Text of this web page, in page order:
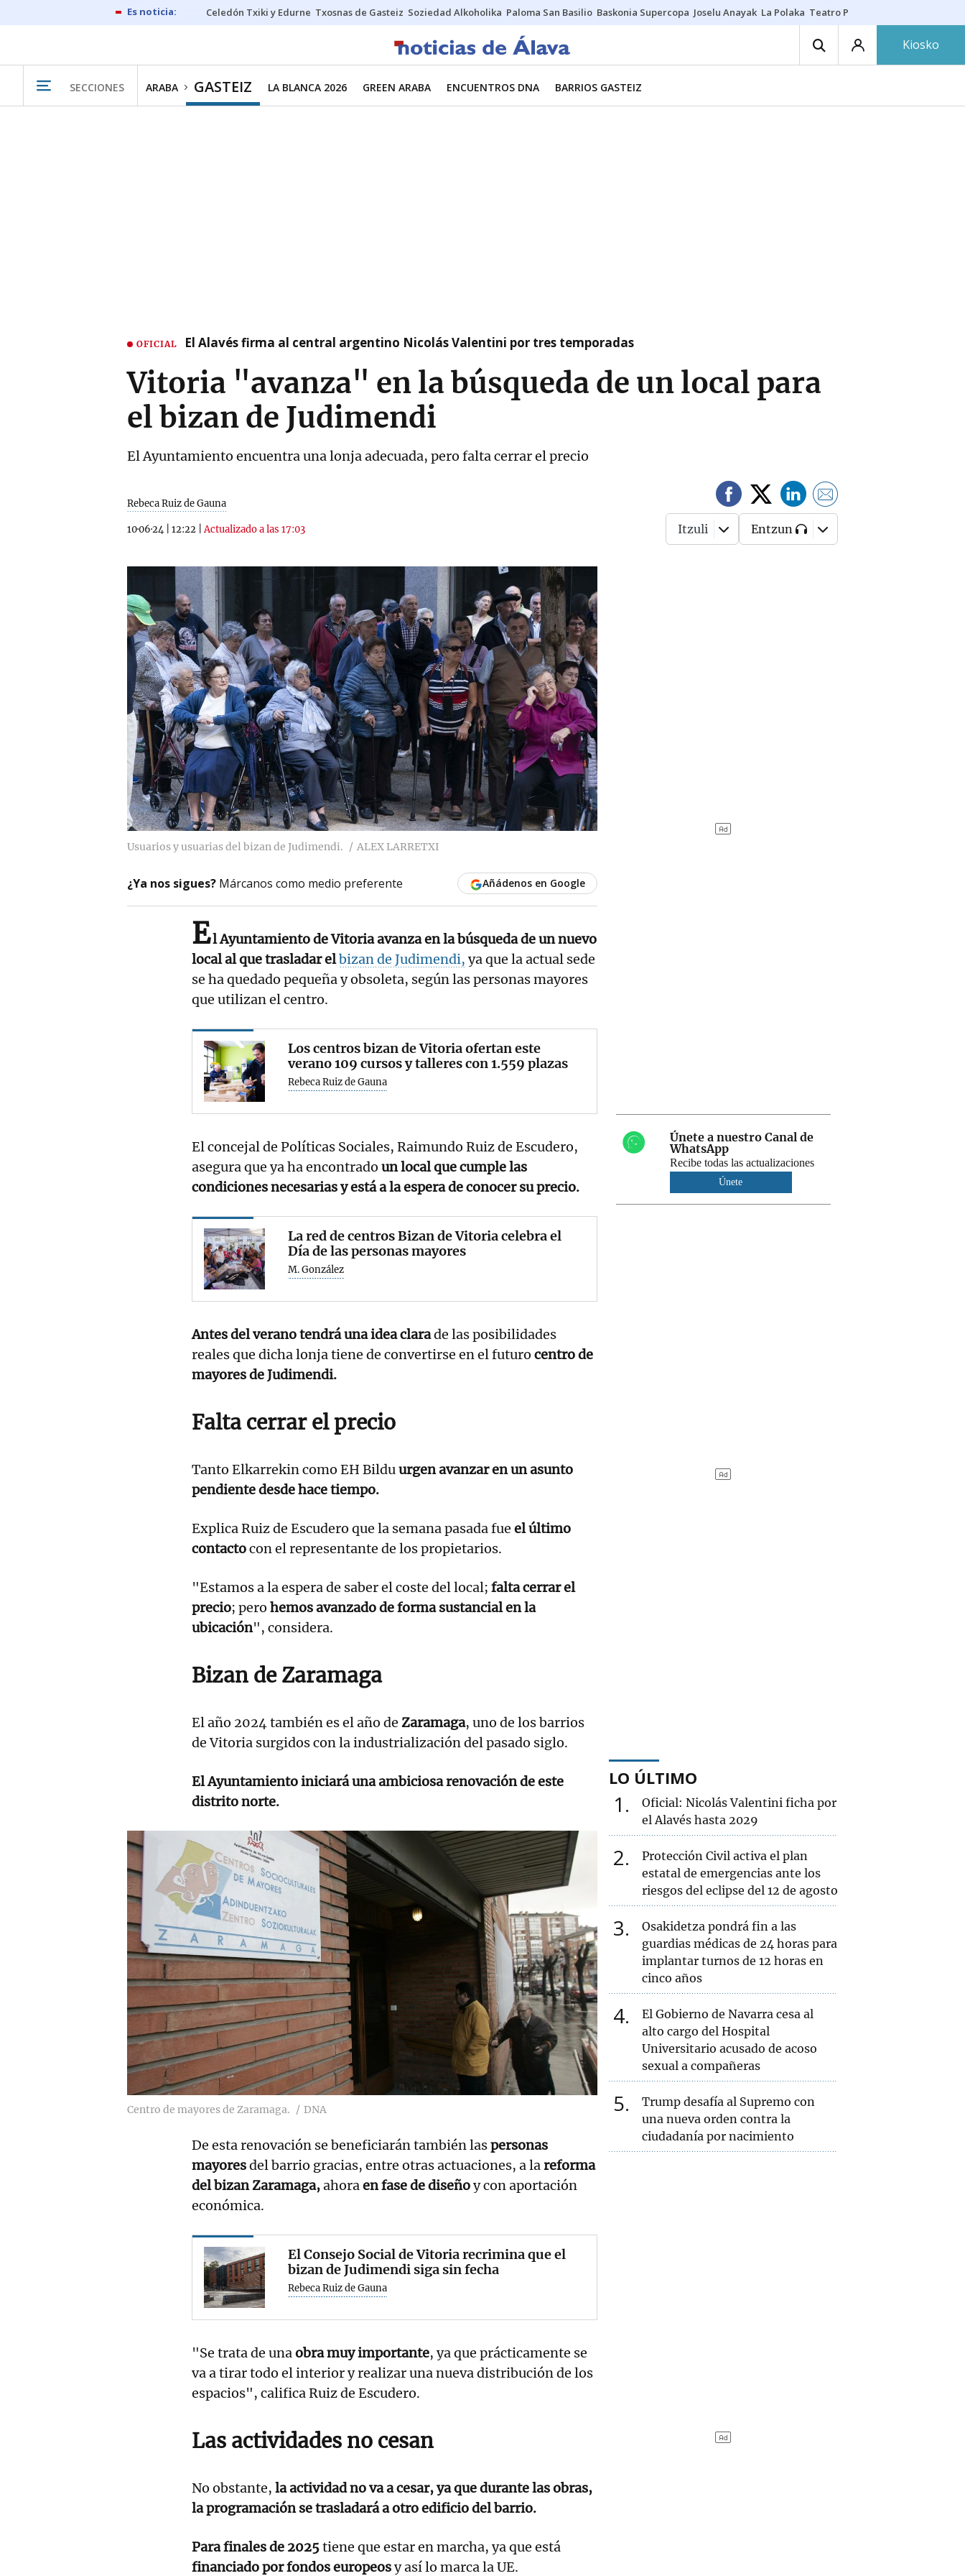
Celedón Txiki y Edurne Txosnas de Gasteiz Soziedad Alkoholika Paloma San Basilio Baskonia Supercopa Joselu Anayak La Polaka Teatro Principal
Kiosko
SECCIONES ARABA GASTEIZ LA BLANCA 2026 GREEN ARABA ENCUENTROS DNA BARRIOS GASTEIZ
OFICIAL El Alavés firma al central argentino Nicolás Valentini por tres temporadas
Vitoria "avanza" en la búsqueda de un local para
el bizan de Judimendi
El Ayuntamiento encuentra una lonja adecuada, pero falta cerrar el precio
Rebeca Ruiz de Gauna
10·06·24 12:22 |Actualizado a las 17:03 Itzuli Entzun
Usuarios y usuarias del bizan de Judimendi. ALEX LARRETXI
¿Ya nos sigues? Márcanos como medio preferente Añádenos en Google
El Ayuntamiento de Vitoria avanza en la búsqueda de un nuevo
local al que trasladar elbizan de Judimendi, ya que la actual sede
se ha quedado pequeña y obsoleta, según las personas mayores
que utilizan el centro.
Los centros bizan de Vitoria ofertan este
verano 109 cursos y talleres con 1.559 plazas
Rebeca Ruiz de Gauna
El concejal de Políticas Sociales, Raimundo Ruiz de Escudero,
asegura que ya ha encontrado un local que cumple las
condiciones necesariasyestá a la espera de conocer su precio.
La red de centros Bizan de Vitoria celebra el
Día de las personas mayores
M. González
Antes del verano tendrá una idea clarade las posibilidades
reales que dicha lonja tiene de convertirse en el futuro centro de
mayores de Judimendi.
Falta cerrar el precio
Tanto Elkarrekin como EH Bilduurgen avanzar en un asunto
pendiente desde hace tiempo.
Explica Ruiz de Escudero que la semana pasada fue el último
contactocon el representante de los propietarios.
"Estamos a la espera de saber el coste del local; falta cerrar el
precio; pero hemos avanzado de forma sustancial en la
ubicación", considera.
Bizan de Zaramaga
El año 2024 también es el año de Zaramaga, uno de los barrios
de Vitoria surgidos con la industrialización del pasado siglo.
El Ayuntamiento iniciará una ambiciosa renovación de este
distrito norte.
Centro de mayores de Zaramaga. DNA
De esta renovación se beneficiarán también laspersonas
mayoresdel barrio gracias, entre otras actuaciones, a lareforma
del bizan Zaramaga,ahoraen fase de diseñoy con aportación
económica.
El Consejo Social de Vitoria recrimina que el
bizan de Judimendi siga sin fecha
Rebeca Ruiz de Gauna
"Se trata de unaobra muy importante, ya que prácticamente se
va a tirar todo el interior y realizar una nueva distribución de los
espacios", califica Ruiz de Escudero.
Las actividades no cesan
No obstante, la actividad no va a cesar, ya que durante las obras,
la programación se trasladará a otro edificio del barrio.
Para finales de 2025tiene que estar en marcha, ya que está
financiado por fondos europeosy así lo marca la UE.
Únete a nuestro Canal de
WhatsApp
Recibe todas las actualizaciones
Únete
LO ÚLTIMO
1
Oficial: Nicolás Valentini ficha por
el Alavés hasta 2029
2
Protección Civil activa el plan
estatal de emergencias ante los
riesgos del eclipse del 12 de agosto
3
Osakidetza pondrá fin a las
guardias médicas de 24 horas para
implantar turnos de 12 horas en
cinco años
4
El Gobierno de Navarra cesa al
alto cargo del Hospital
Universitario acusado de acoso
sexual a compañeras
5
Trump desafía al Supremo con
una nueva orden contra la
ciudadanía por nacimiento